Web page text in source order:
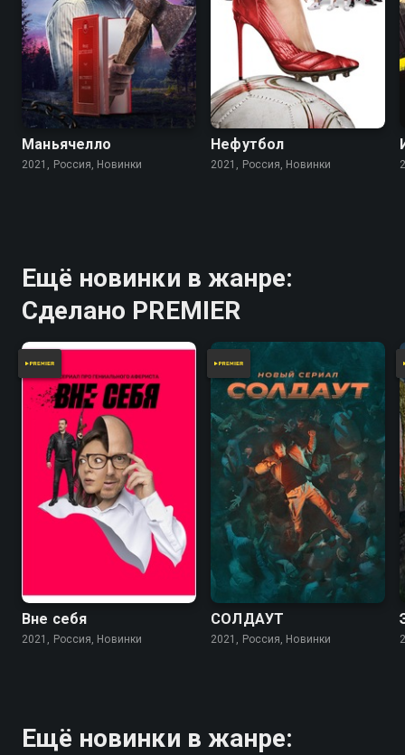
Маньячелло
2021, Россия, Новинки
Нефутбол
2021, Россия, Новинки
Ещё новинки в жанре:
Сделано PREMIER
Вне себя
2021, Россия, Новинки
СОЛДАУТ
2021, Россия, Новинки
Ещё новинки в жанре: